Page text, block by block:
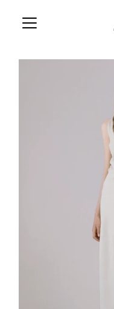
Translation missing: